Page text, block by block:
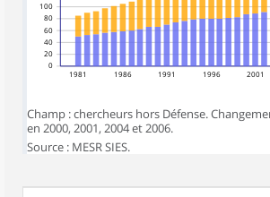
0
20
40
60
80
100
1981 1986 1991 1996 2001
Champ : chercheurs hors Défense.
en 2000, 2001, 2004 et 2006.
Source : MESR SIES.